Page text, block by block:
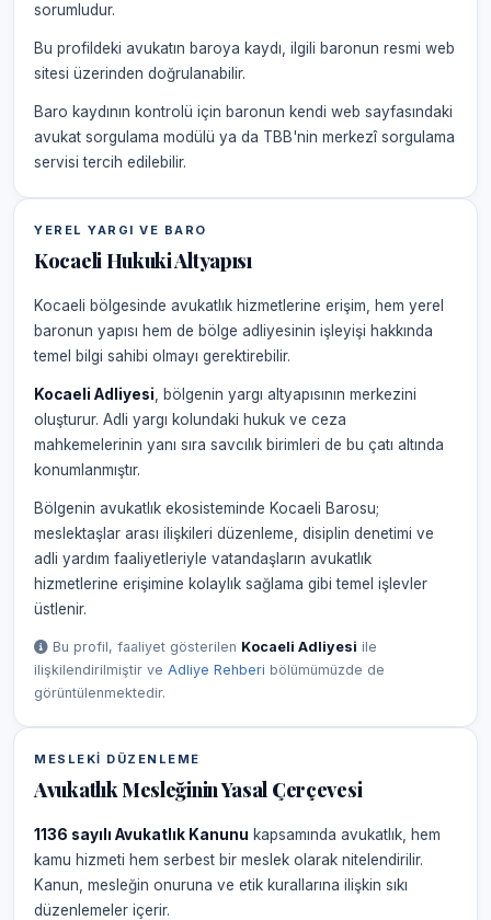
sorumludur.
Bu profildeki avukatın baroya kaydı, ilgili baronun resmi web
sitesi üzerinden doğrulanabilir.
Baro kaydının kontrolü için baronun kendi web sayfasındaki
avukat sorgulama modülü ya da TBB'nin merkezî sorgulama
servisi tercih edilebilir.
YEREL YARGI VE BARO
Kocaeli Hukuki Altyapısı
Kocaeli bölgesinde avukatlık hizmetlerine erişim, hem yerel
baronun yapısı hem de bölge adliyesinin işleyişi hakkında
temel bilgi sahibi olmayı gerektirebilir.
Kocaeli Adliyesi , bölgenin yargı altyapısının merkezini
oluşturur. Adli yargı kolundaki hukuk ve ceza
mahkemelerinin yanı sıra savcılık birimleri de bu çatı altında
konumlanmıştır.
Bölgenin avukatlık ekosisteminde Kocaeli Barosu;
meslektaşlar arası ilişkileri düzenleme, disiplin denetimi ve
adli yardım faaliyetleriyle vatandaşların avukatlık
hizmetlerine erişimine kolaylık sağlama gibi temel işlevler
üstlenir.
Bu profil, faaliyet gösterilen Kocaeli Adliyesi ile
ilişkilendirilmiştir ve Adliye Rehberi bölümümüzde de
görüntülenmektedir.
MESLEKI DÜZENLEME
Avukatlık Mesleğinin Yasal Çerçevesi
1136 sayılı Avukatlık Kanunu kapsamında avukatlık, hem
kamu hizmeti hem serbest bir meslek olarak nitelendirilir.
Kanun, mesleğin onuruna ve etik kurallarına ilişkin sıkı
düzenlemeler içerir.